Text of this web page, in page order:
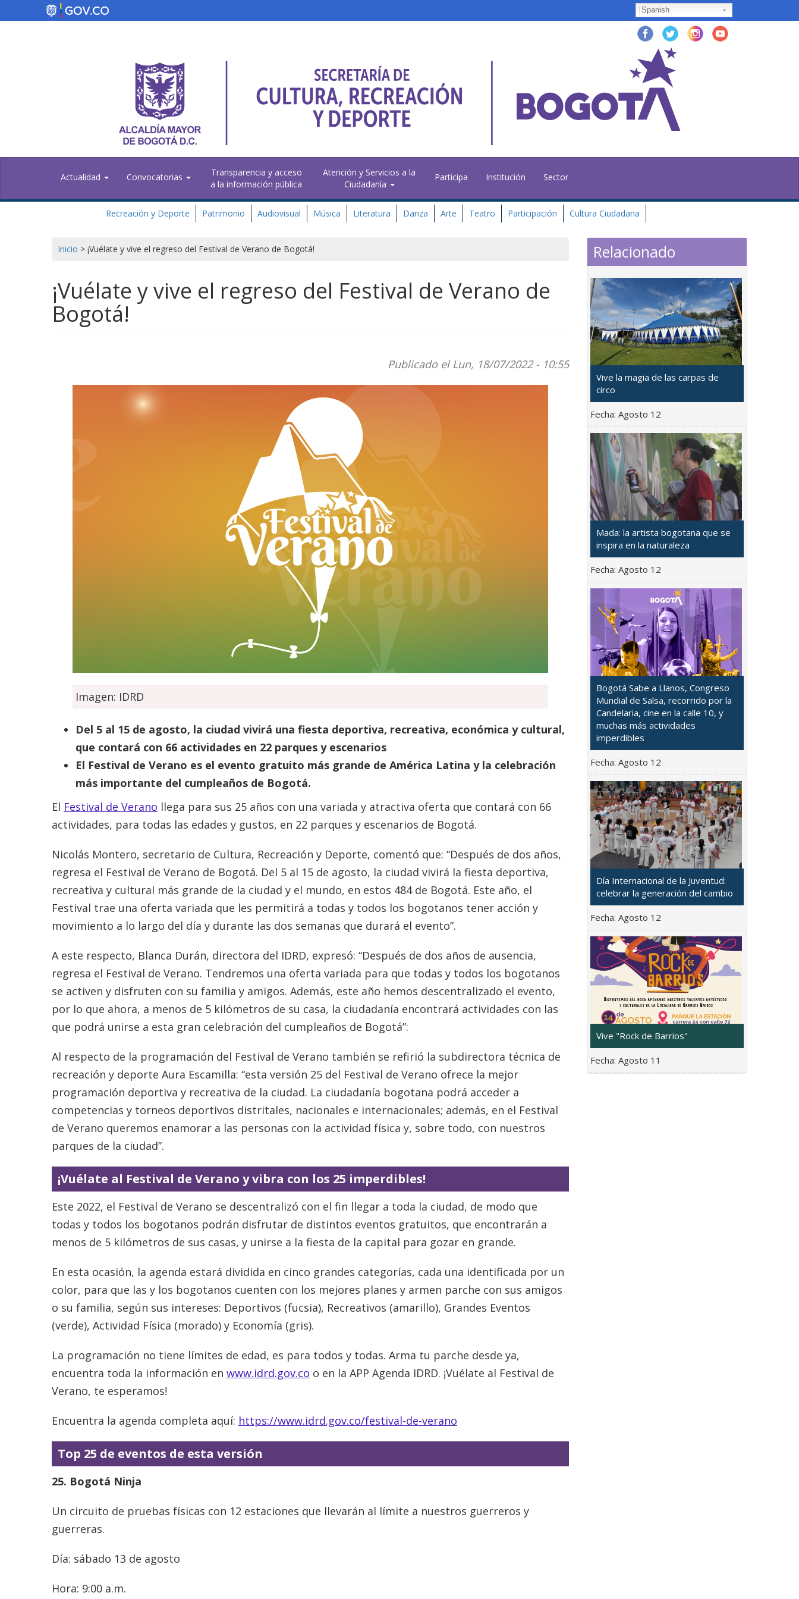
Spanish
Actualidad Convocatorias
Transparencia y acceso
a la información pública
Atención y Servicios a la
Ciudadanía
Participa Institución Sector
Recreación y Deporte Patrimonio Audiovisual Música Literatura Danza Arte Teatro Participación Cultura Ciudadana
Inicio > ¡Vuélate y vive el regreso del Festival de Verano de Bogotá!
¡Vuélate y vive el regreso del Festival de Verano de
Bogotá!
Publicado el Lun, 18/07/2022 - 10:55
Imagen: IDRD
Del 5 al 15 de agosto, la ciudad vivirá una fiesta deportiva, recreativa, económica y cultural,
que contará con 66 actividades en 22 parques y escenarios
El Festival de Verano es el evento gratuito más grande de América Latina y la celebración
más importante del cumpleaños de Bogotá.
El Festival de Verano llega para sus 25 años con una variada y atractiva oferta que contará con 66
actividades, para todas las edades y gustos, en 22 parques y escenarios de Bogotá.
Nicolás Montero, secretario de Cultura, Recreación y Deporte, comentó que: “Después de dos años,
regresa el Festival de Verano de Bogotá. Del 5 al 15 de agosto, la ciudad vivirá la fiesta deportiva,
recreativa y cultural más grande de la ciudad y el mundo, en estos 484 de Bogotá. Este año, el
Festival trae una oferta variada que les permitirá a todas y todos los bogotanos tener acción y
movimiento a lo largo del día y durante las dos semanas que durará el evento”.
A este respecto, Blanca Durán, directora del IDRD, expresó: “Después de dos años de ausencia,
regresa el Festival de Verano. Tendremos una oferta variada para que todas y todos los bogotanos
se activen y disfruten con su familia y amigos. Además, este año hemos descentralizado el evento,
por lo que ahora, a menos de 5 kilómetros de su casa, la ciudadanía encontrará actividades con las
que podrá unirse a esta gran celebración del cumpleaños de Bogotá”:
Al respecto de la programación del Festival de Verano también se refirió la subdirectora técnica de
recreación y deporte Aura Escamilla: “esta versión 25 del Festival de Verano ofrece la mejor
programación deportiva y recreativa de la ciudad. La ciudadanía bogotana podrá acceder a
competencias y torneos deportivos distritales, nacionales e internacionales; además, en el Festival
de Verano queremos enamorar a las personas con la actividad física y, sobre todo, con nuestros
parques de la ciudad”.
¡Vuélate al Festival de Verano y vibra con los 25 imperdibles!
Este 2022, el Festival de Verano se descentralizó con el fin llegar a toda la ciudad, de modo que
todas y todos los bogotanos podrán disfrutar de distintos eventos gratuitos, que encontrarán a
menos de 5 kilómetros de sus casas, y unirse a la fiesta de la capital para gozar en grande.
En esta ocasión, la agenda estará dividida en cinco grandes categorías, cada una identificada por un
color, para que las y los bogotanos cuenten con los mejores planes y armen parche con sus amigos
o su familia, según sus intereses: Deportivos (fucsia), Recreativos (amarillo), Grandes Eventos
(verde), Actividad Física (morado) y Economía (gris).
La programación no tiene límites de edad, es para todos y todas. Arma tu parche desde ya,
encuentra toda la información en www.idrd.gov.co o en la APP Agenda IDRD. ¡Vuélate al Festival de
Verano, te esperamos!
Encuentra la agenda completa aquí: https://www.idrd.gov.co/festival-de-verano
Top 25 de eventos de esta versión
25. Bogotá Ninja
Un circuito de pruebas físicas con 12 estaciones que llevarán al límite a nuestros guerreros y
guerreras.
Día: sábado 13 de agosto
Hora: 9:00 a.m.
Relacionado
Vive la magia de las carpas de
circo
Fecha: Agosto 12
Mada: la artista bogotana que se
inspira en la naturaleza
Fecha: Agosto 12
Bogotá Sabe a Llanos, Congreso
Mundial de Salsa, recorrido por la
Candelaria, cine en la calle 10, y
muchas más actividades
imperdibles
Fecha: Agosto 12
Día Internacional de la Juventud:
celebrar la generación del cambio
Fecha: Agosto 12
Vive "Rock de Barrios"
Fecha: Agosto 11